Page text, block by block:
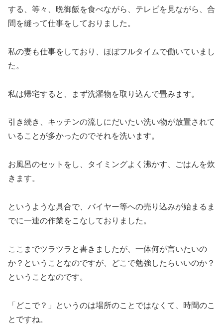
する、等々、晩御飯を食べながら、テレビを見ながら、合
間を縫って仕事をしておりました。
私の妻も仕事をしており、ほぼフルタイムで働いていまし
た。
私は帰宅すると、まず洗濯物を取り込んで畳みます。
引き続き、キッチンの流しにだいたい洗い物が放置されて
いることが多かったのでそれを洗います。
お風呂のセットをし、タイミングよく沸かす、ごはんを炊
きます。
というような具合で、バイヤー等への売り込みが始まるま
でに一連の作業をこなしておりました。
ここまでツラツラと書きましたが、一体何が言いたいの
か？ということなのですが、どこで勉強したらいいのか？
ということなのです。
「どこで？」というのは場所のことではなくて、時間のこ
とですね。